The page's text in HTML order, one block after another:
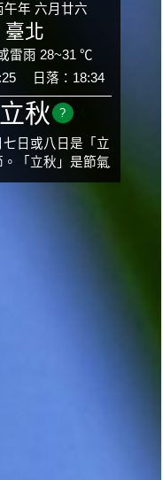
午年 六月廿六
臺北
雷雨 28~31 ℃
日落：18:34
立秋 ?
日或八日是「立
「立秋」是節氣
先聲，表示酷熱難